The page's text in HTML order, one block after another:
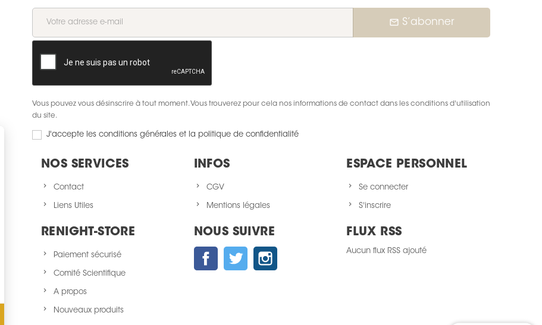
mail_outline S’abonner
Vous pouvez vous désinscrire à tout moment. Vous trouverez pour cela nos informations de contact dans les conditions d'utilisation
du site.
J'accepte les conditions générales et la politique de confidentialité
NOS SERVICES
Contact
Liens Utiles
INFOS
CGV
Mentions légales
ESPACE PERSONNEL
Se connecter
S'inscrire
RENIGHT-STORE
Paiement sécurisé
Comité Scientifique
A propos
Nouveaux produits
NOUS SUIVRE
FacebookTwitter
FLUX RSS
Aucun flux RSS ajouté